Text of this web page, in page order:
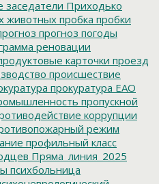
заседатели Приходько
животных пробка пробки
прогноз погоды
реновации
карточки проезд
происшествие
прокуратура ЕАО
пропускной
коррупции
режим
профильный класс
Пряма_линия_2025
психбольница